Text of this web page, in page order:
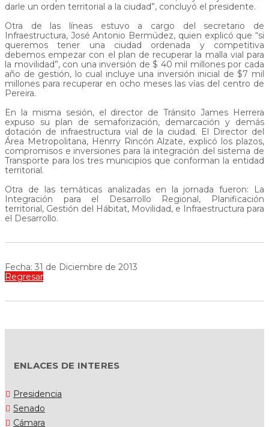
darle un orden territorial a la ciudad”, concluyó el presidente.
Otra de las líneas estuvo a cargo del secretario de
Infraestructura, José Antonio Bermúdez, quien explicó que “si
queremos tener una ciudad ordenada y competitiva
debemos empezar con el plan de recuperar la malla vial para
la movilidad”, con una inversión de $ 40 mil millones por cada
año de gestión, lo cual incluye una inversión inicial de $7 mil
millones para recuperar en ocho meses las vías del centro de
Pereira.
En la misma sesión, el director de Tránsito James Herrera
expuso su plan de semaforización, demarcación y demás
dotación de infraestructura vial de la ciudad. El Director del
Área Metropolitana, Henrry Rincón Alzate, explicó los plazos,
compromisos e inversiones para la integración del sistema de
Transporte para los tres municipios que conforman la entidad
territorial.
Otra de las temáticas analizadas en la jornada fueron: La
Integración para el Desarrollo Regional, Planificación
territorial, Gestión del Hábitat, Movilidad, e Infraestructura para
el Desarrollo.
Fecha: 31 de Diciembre de 2013
Regresar
ENLACES DE INTERES
Presidencia
Senado
Cámara